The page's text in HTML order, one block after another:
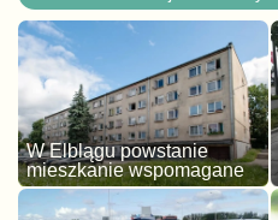
W Elblągu powstanie
mieszkanie wspomagane